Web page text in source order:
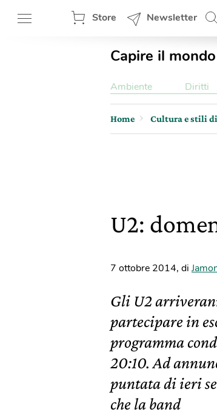
Store Newsletter
Capire il mondo
Ambiente Diritti
Home Cultura e stili
U2:
7 ottobre 2014, di
Gli U2
partecipare in
programma
20:10. Ad
puntata di ieri
che la band